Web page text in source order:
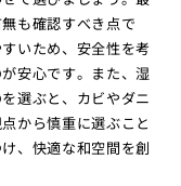
も確認すべき点で
いため、安全性を考
安心です。また、湿
選ぶと、カビやダニ
から慎重に選ぶこと
、快適な和空間を創